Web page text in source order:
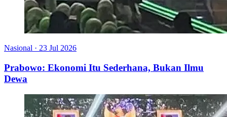
Nasional · 23 Jul 2026
Prabowo: Ekonomi Itu Sederhana, Bukan Ilmu
Dewa